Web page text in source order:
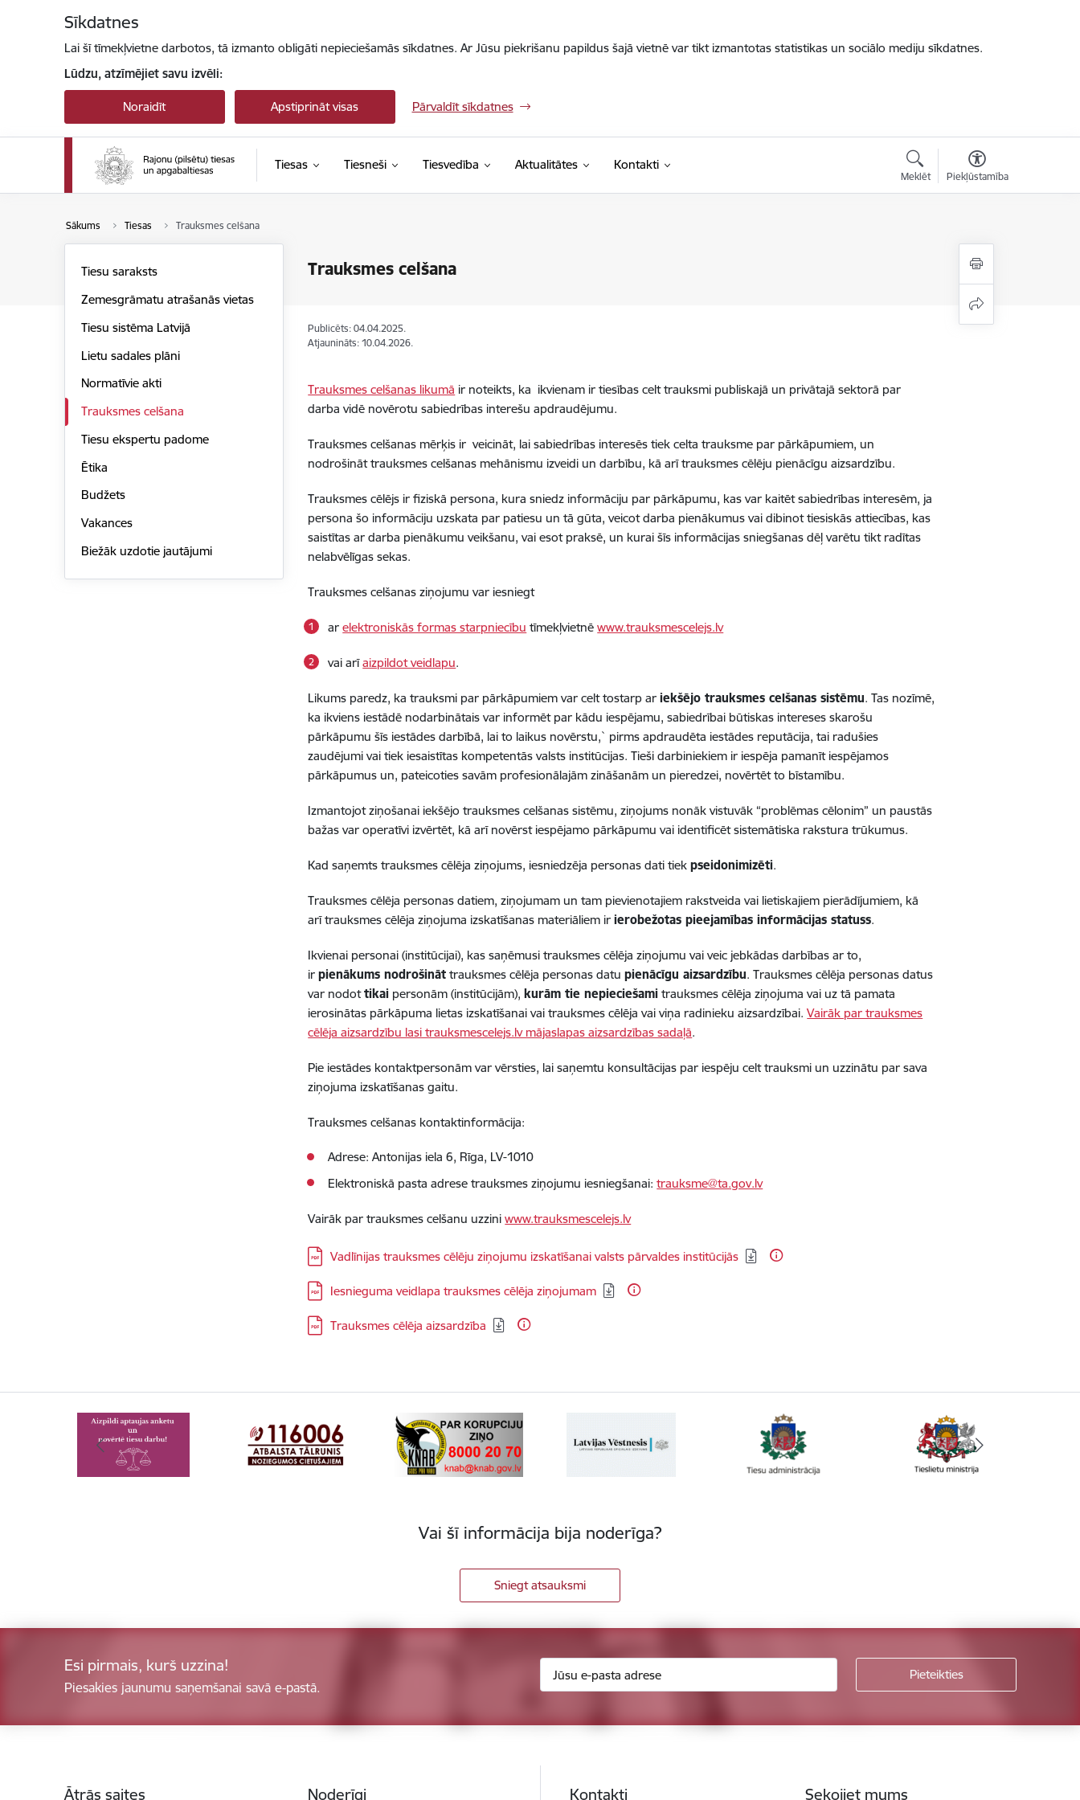
Sīkdatnes
Lai šī tīmekļvietne darbotos, tā izmanto obligāti nepieciešamās sīkdatnes. Ar Jūsu piekrišanu papildus šajā vietnē var tikt izmantotas statistikas un sociālo mediju sīkdatnes.
Lūdzu, atzīmējiet savu izvēli:
Noraidīt Apstiprināt visas Pārvaldīt sīkdatnes
Tiesas Tiesneši Tiesvedība Aktualitātes Kontakti
Meklēt Piekļūstamība
Sākums Tiesas Trauksmes celšana
Trauksmes celšana
Tiesu saraksts
Zemesgrāmatu atrašanās vietas
Tiesu sistēma Latvijā
Lietu sadales plāni
Normatīvie akti
Trauksmes celšana
Tiesu ekspertu padome
Ētika
Budžets
Vakances
Biežāk uzdotie jautājumi
Publicēts: 04.04.2025.
Atjaunināts: 10.04.2026.
Trauksmes celšanas likumā ir noteikts, ka ikvienam ir tiesības celt trauksmi publiskajā un privātajā sektorā par
darba vidē novērotu sabiedrības interešu apdraudējumu.
Trauksmes celšanas mērķis ir veicināt, lai sabiedrības interesēs tiek celta trauksme par pārkāpumiem, un
nodrošināt trauksmes celšanas mehānismu izveidi un darbību, kā arī trauksmes cēlēju pienācīgu aizsardzību.
Trauksmes cēlējs ir fiziskā persona, kura sniedz informāciju par pārkāpumu, kas var kaitēt sabiedrības interesēm, ja
persona šo informāciju uzskata par patiesu un tā gūta, veicot darba pienākumus vai dibinot tiesiskās attiecības, kas
saistītas ar darba pienākumu veikšanu, vai esot praksē, un kurai šīs informācijas sniegšanas dēļ varētu tikt radītas
nelabvēlīgas sekas.
Trauksmes celšanas ziņojumu var iesniegt
arelektroniskās formas starpniecību tīmekļvietnēwww.trauksmescelejs.lv
vai arīaizpildot veidlapu.
Likums paredz, ka trauksmi par pārkāpumiem var celt tostarp ariekšējo trauksmes celšanas sistēmu. Tas nozīmē,
ka ikviens iestādē nodarbinātais var informēt par kādu iespējamu, sabiedrībai būtiskas intereses skarošu
pārkāpumu šīs iestādes darbībā, lai to laikus novērstu,` pirms apdraudēta iestādes reputācija, tai radušies
zaudējumi vai tiek iesaistītas kompetentās valsts institūcijas. Tieši darbiniekiem ir iespēja pamanīt iespējamos
pārkāpumus un, pateicoties savām profesionālajām zināšanām un pieredzei, novērtēt to bīstamību.
Izmantojot ziņošanai iekšējo trauksmes celšanas sistēmu, ziņojums nonāk vistuvāk “problēmas cēlonim” un paustās
bažas var operatīvi izvērtēt, kā arī novērst iespējamo pārkāpumu vai identificēt sistemātiska rakstura trūkumus.
Kad saņemts trauksmes cēlēja ziņojums, iesniedzēja personas dati tiekpseidonimizēti.
Trauksmes cēlēja personas datiem, ziņojumam un tam pievienotajiem rakstveida vai lietiskajiem pierādījumiem, kā
arī trauksmes cēlēja ziņojuma izskatīšanas materiāliem irierobežotas pieejamības informācijas statuss.
Ikvienai personai (institūcijai), kas saņēmusi trauksmes cēlēja ziņojumu vai veic jebkādas darbības ar to,
irpienākums nodrošināt trauksmes cēlēja personas datupienācīgu aizsardzību. Trauksmes cēlēja personas datus
var nodottikai personām (institūcijām),kurām tie nepieciešami trauksmes cēlēja ziņojuma vai uz tā pamata
ierosinātas pārkāpuma lietas izskatīšanai vai trauksmes cēlēja vai viņa radinieku aizsardzībai.Vairāk par trauksmes
cēlēja aizsardzību lasi trauksmescelejs.lv mājaslapas aizsardzības sadaļā.
Pie iestādes kontaktpersonām var vērsties, lai saņemtu konsultācijas par iespēju celt trauksmi un uzzinātu par sava
ziņojuma izskatīšanas gaitu.
Trauksmes celšanas kontaktinformācija:
Adrese: Antonijas iela 6, Rīga, LV-1010
Elektroniskā pasta adrese trauksmes ziņojumu iesniegšanai:trauksme@ta.gov.lv
Vairāk par trauksmes celšanu uzziniwww.trauksmescelejs.lv
Lejupielādēt:
Vadlīnijas trauksmes cēlēju ziņojumu izskatīšanai valsts pārvaldes institūcijās
Lejupielādēt:
Iesnieguma veidlapa trauksmes cēlēja ziņojumam
Lejupielādēt:
Trauksmes cēlēja aizsardzība
Vai šī informācija bija noderīga?
Sniegt atsauksmi
Esi pirmais, kurš uzzina!
Piesakies jaunumu saņemšanai savā e-pastā.
Ātrās saites Noderīgi Kontakti Sekojiet mums